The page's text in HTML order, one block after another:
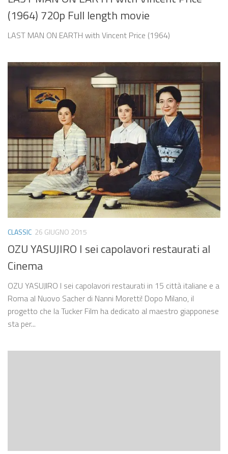
(1964) 720p Full length movie
LAST MAN ON EARTH with Vincent Price (1964)
CLASSIC 26 GIUGNO 2015
OZU YASUJIRO I sei capolavori restaurati al
Cinema
OZU YASUJIRO I sei capolavori restaurati in 15 città italiane e a
Roma al Nuovo Sacher di Nanni Moretti! Dopo Milano, il
progetto che la Tucker Film ha dedicato al maestro giapponese
sta per...